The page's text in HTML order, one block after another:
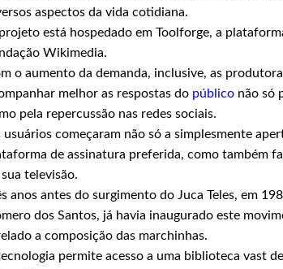
aspectos da vida cotidiana.
está hospedado em Toolforge, a
Wikimedia.
o aumento da demanda, inclusive, as
melhor as respostas do público não só
pela repercussão nas redes sociais.
usuários começaram não só a simplesmente
de assinatura preferida, como também
televisão.
anos antes do surgimento do Juca Teles, em
dos Santos, já havia inaugurado este
a composição das marchinhas.
permite acesso a uma biblioteca vast